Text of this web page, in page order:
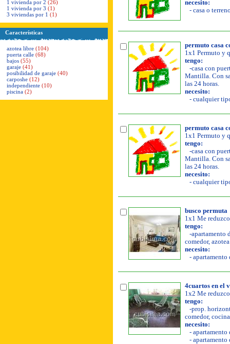
1 vivienda por 2 (26)
1 vivienda por 3 (1)
3 viviendas por 1 (1)
Características
azotea libre (104)
puerta calle (68)
bajos (55)
garaje (41)
posibilidad de garaje (40)
carposhe (12)
independiente (10)
piscina (2)
necesito:
- casa o
permuto casa
1x1 Permuto y
tengo:
-casa con
Mantilla. Con
las 24 horas.
necesito:
- cualquier
permuto casa
1x1 Permuto y
tengo:
-casa con
Mantilla. Con
las 24 horas.
necesito:
- cualquier
busco permuta
1x1 Me
tengo:
-apartamento
comedor,
necesito:
- apartamento
4cuartos en el
1x2 Me
tengo:
-prop.
comedor,
necesito:
- apartamento
- apartamento